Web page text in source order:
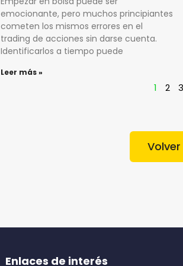
emocionante, pero muchos principiantes
cometen los mismos errores en el
trading de acciones sin darse cuenta.
Identificarlos a tiempo puede
Leer más »
1 2 3
Enlaces de interés